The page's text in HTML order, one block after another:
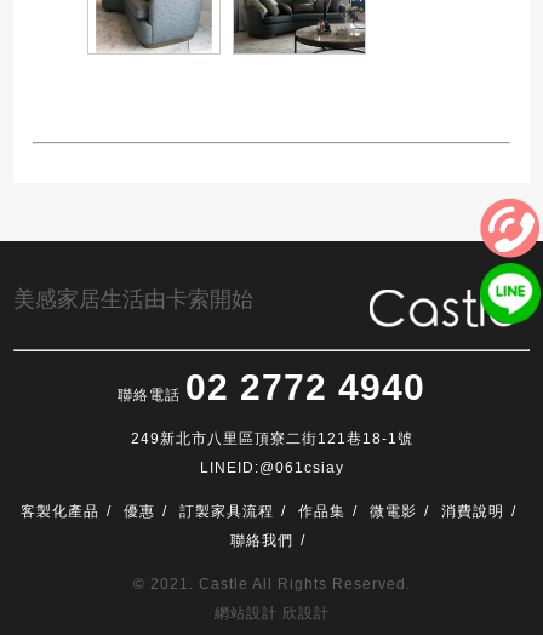
美感家居生活由卡索開始
聯絡電話 02 2772 4940
249新北市八里區頂寮二街121巷18-1號
LINEID:@061csiay
客製化產品 優惠 訂製家具流程 作品集 微電影
消費說明
聯絡我們
© 2021. Castle All Rights Reserved.
網站設計 欣設計